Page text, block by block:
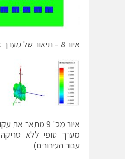
איור 8 – תיאור של מערך אנטנות 4X8
איור מס' 9 מתאר
מערך סופי ללא
עבור העירורים)